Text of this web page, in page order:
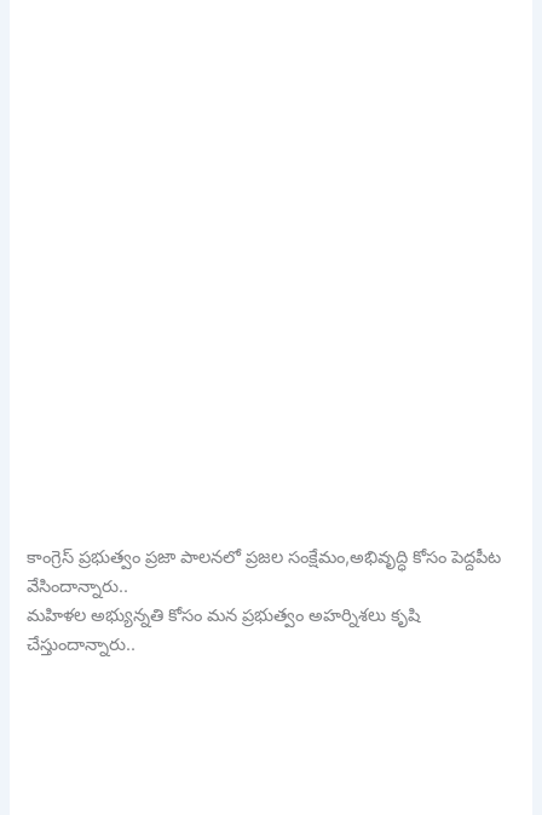
కాంగ్రెస్ ప్రభుత్వం ప్రజా పాలనలో ప్రజల సంక్షేమం,అభివృద్ధి కోసం పెద్దపీట
వేసిందాన్నారు..
మహిళల అభ్యున్నతి కోసం మన ప్రభుత్వం అహర్నిశలు కృషి
చేస్తుందాన్నారు..